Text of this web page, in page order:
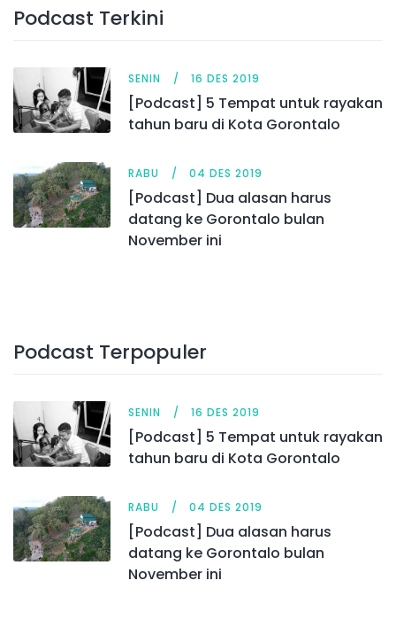
Podcast Terkini
SENIN 16 DES 2019
[Podcast] 5 Tempat untuk rayakan
tahun baru di Kota Gorontalo
RABU 04 DES 2019
[Podcast] Dua alasan harus
datang ke Gorontalo bulan
November ini
Podcast Terpopuler
SENIN 16 DES 2019
[Podcast] 5 Tempat untuk rayakan
tahun baru di Kota Gorontalo
RABU 04 DES 2019
[Podcast] Dua alasan harus
datang ke Gorontalo bulan
November ini